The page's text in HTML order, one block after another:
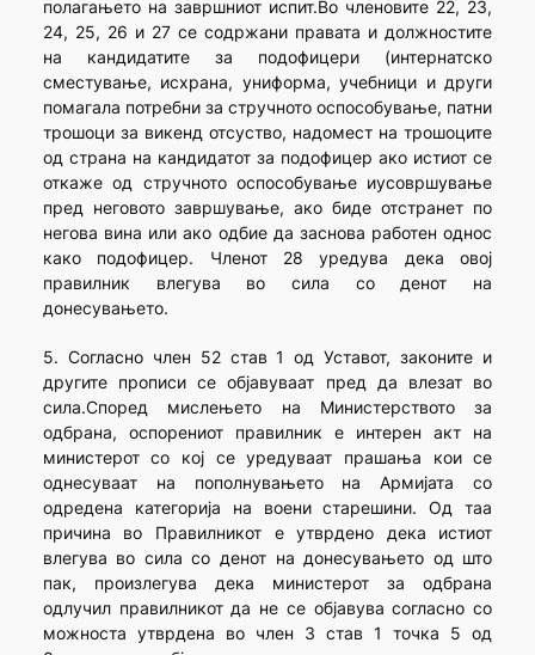
полагањето на завршниот испит.Во членовите 22, 23,
24, 25, 26 и 27 се содржани правата и должностите
на кандидатите за подофицери (интернатско
сместување, исхрана, униформа, учебници и други
помагала потребни за стручното оспособување, патни
трошоци за викенд отсуство, надомест на трошоците
од страна на кандидатот за подофицер ако истиот се
откаже од стручното оспособување иусовршување
пред неговото завршување, ако биде отстранет по
негова вина или ако одбие да заснова работен однос
како подофицер. Членот 28 уредува дека овој
правилник влегува во сила со денот на
донесувањето.
5. Согласно член 52 став 1 од Уставот, законите и
другите прописи се објавуваат пред да влезат во
сила.Според мислењето на Министерството за
одбрана, оспорениот правилник е интерен акт на
министерот со кој се уредуваат прашања кои се
однесуваат на пополнувањето на Армијата со
одредена категорија на воени старешини. Од таа
причина во Правилникот е утврдено дека истиот
влегува во сила со денот на донесувањето од што
пак, произлегува дека министерот за одбрана
одлучил правилникот да не се објавува согласно со
можноста утврдена во член 3 став 1 точка 5 од